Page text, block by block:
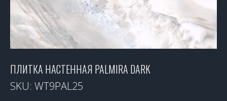
ПЛИТКА НАСТЕННАЯ PALMIRA DARK
SKU: WT9PAL25